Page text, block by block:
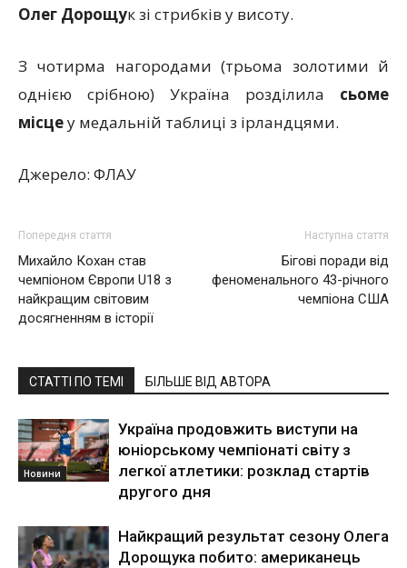
Олег Дорощук зі стрибків у висоту.
З чотирма нагородами (трьома золотими й
однією срібною) Україна розділила сьоме
місцеу медальній таблиці з ірландцями.
Джерело: ФЛАУ
Попередня стаття
Михайло Кохан став
чемпіоном Європи U18 з
найкращим світовим
досягненням в історії
Наступна стаття
Бігові поради від
феноменального 43-річного
чемпіона США
СТАТТІ ПО ТЕМІ БІЛЬШЕ ВІД АВТОРА
Новини
Україна продовжить виступи на
юніорському чемпіонаті світу з
легкої атлетики: розклад стартів
другого дня
Найкращий результат сезону Олега
Дорощука побито: американець